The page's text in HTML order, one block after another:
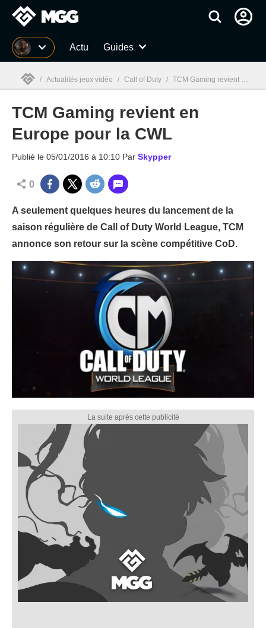
MGG Actu Guides
MGG
/ Actualités jeux vidéo / Call of Duty / TCM Gaming revient en Europe pour la CWL
TCM Gaming revient en
Europe pour la CWL
Publié le 05/01/2016 à 10:10 Par Skypper
0
A seulement quelques heures du lancement de la
saison régulière de Call of Duty World League, TCM
annonce son retour sur la scène compétitive CoD.